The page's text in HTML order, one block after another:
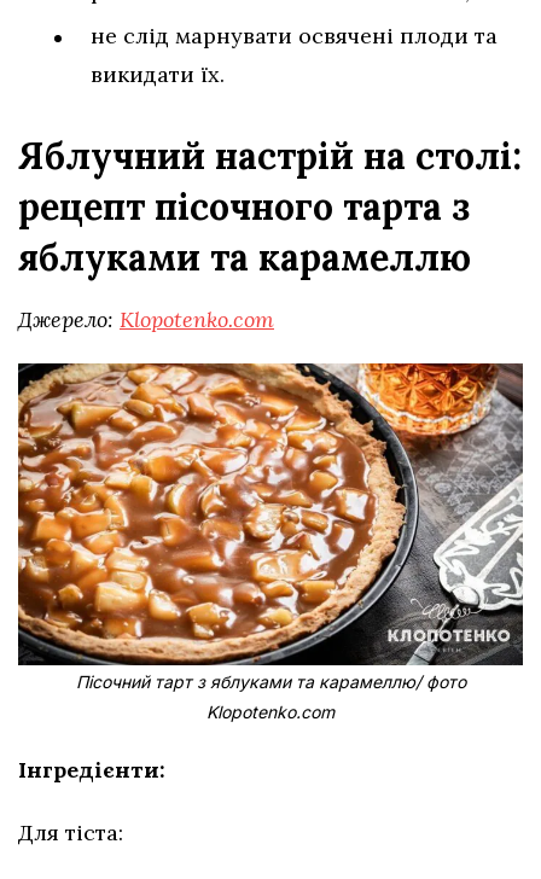
не слід марнувати освячені плоди та
викидати їх.
Яблучний настрій на столі:
рецепт пісочного тарта з
яблуками та карамеллю
Джерело: Klopotenko.com
Пісочний тарт з яблуками та карамеллю/ фото
Klopotenko.com
Інгредієнти:
Для тіста: